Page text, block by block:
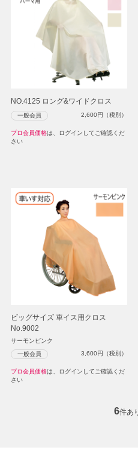
NO.4125 ロング&ワイドクロス
一般会員 2,600円（税別）
プロ会員価格は、ログインしてご確認くだ
さい
ビッグサイズ 車イス用クロス
No.9002
サーモンピンク
一般会員 3,600円（税別）
プロ会員価格は、ログインしてご確認くだ
さい
6件あ